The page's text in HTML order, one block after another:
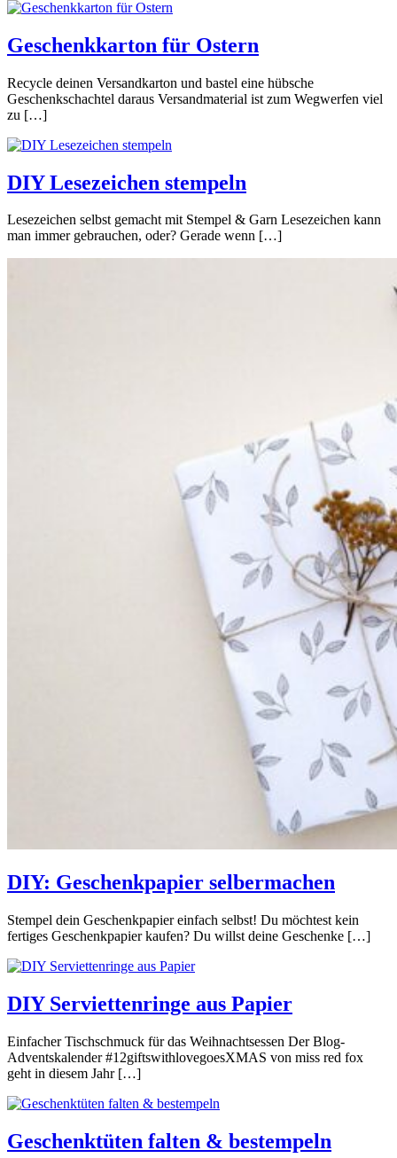
Geschenkkarton für Ostern
Recycle deinen Versandkarton und bastel eine hübsche
Geschenkschachtel daraus Versandmaterial ist zum Wegwerfen viel
zu […]
DIY Lesezeichen stempeln
Lesezeichen selbst gemacht mit Stempel & Garn Lesezeichen kann
man immer gebrauchen, oder? Gerade wenn […]
DIY: Geschenkpapier selbermachen
Stempel dein Geschenkpapier einfach selbst! Du möchtest kein
fertiges Geschenkpapier kaufen? Du willst deine Geschenke […]
DIY Serviettenringe aus Papier
Einfacher Tischschmuck für das Weihnachtsessen Der Blog-
Adventskalender #12giftswithlovegoesXMAS von miss red fox
geht in diesem Jahr […]
Geschenktüten falten & bestempeln